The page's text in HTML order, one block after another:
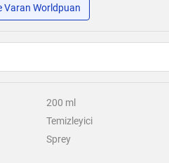
Varan Worldpuan
200 ml
Temizleyici
Sprey